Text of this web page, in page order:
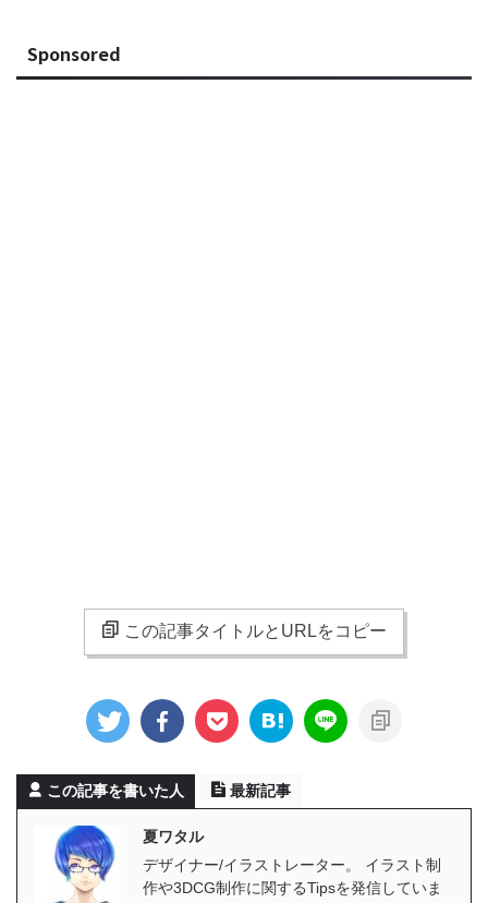
Sponsored
この記事タイトルとURLをコピー
この記事を書いた人 最新記事
夏ワタル
デザイナー/イラストレーター。 イラスト制
作や3DCG制作に関するTipsを発信していま